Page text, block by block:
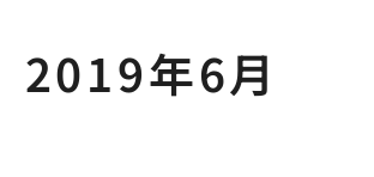
2019年6月